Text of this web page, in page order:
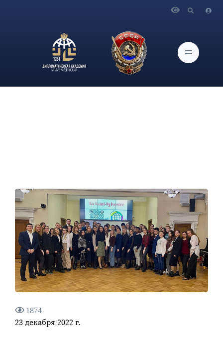
предновогоднее мероприятие клуба Франкофонии
1874
23 декабря 2022 г.